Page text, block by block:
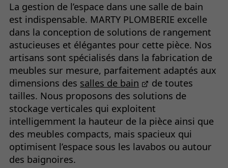
La gestion de l’espace dans une salle de bain
est indispensable. MARTY PLOMBERIE excelle
dans la conception de solutions de rangement
astucieuses et élégantes pour cette pièce. Nos
artisans sont spécialisés dans la fabrication de
meubles sur mesure, parfaitement adaptés aux
dimensions des salles de bain
de toutes
tailles. Nous proposons des solutions de
stockage verticales qui exploitent
intelligemment la hauteur de la pièce ainsi que
des meubles compacts, mais spacieux qui
optimisent l’espace sous les lavabos ou autour
des baignoires.